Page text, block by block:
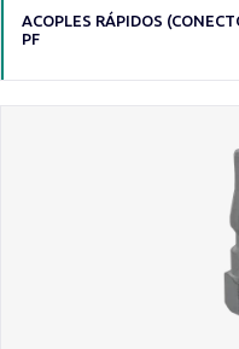
ACOPLES RÁPIDOS
PF